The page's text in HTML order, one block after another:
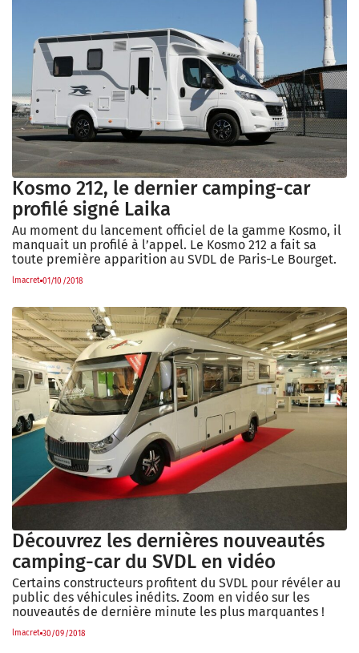
Kosmo 212, le dernier camping-car
profilé signé Laika
Au moment du lancement officiel de la gamme Kosmo, il
manquait un profilé à l’appel. Le Kosmo 212 a fait sa
toute première apparition au SVDL de Paris-Le Bourget.
lmacret 01/10/2018
Découvrez les dernières nouveautés
camping-car du SVDL en vidéo
Certains constructeurs profitent du SVDL pour révéler au
public des véhicules inédits. Zoom en vidéo sur les
nouveautés de dernière minute les plus marquantes !
lmacret 30/09/2018